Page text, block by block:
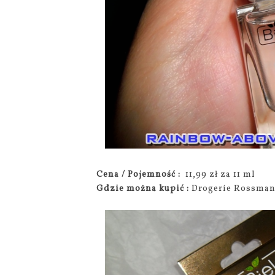
Cena / Pojemność : 11,99 zł za 11 ml
Gdzie można kupić : Drogerie